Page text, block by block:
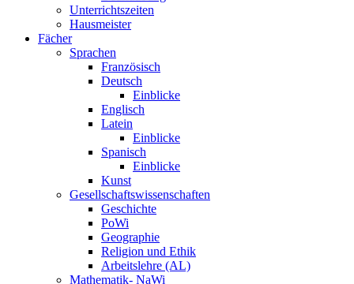
Unterrichtszeiten
Hausmeister
Fächer
Sprachen
Französisch
Deutsch
Einblicke
Englisch
Latein
Einblicke
Spanisch
Einblicke
Kunst
Gesellschaftswissenschaften
Geschichte
PoWi
Geographie
Religion und Ethik
Arbeitslehre (AL)
Mathematik- NaWi